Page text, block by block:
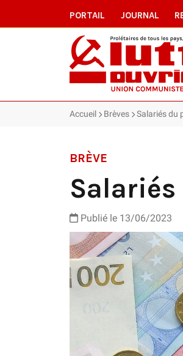
PORTAIL JOURNAL
Accueil Brèves Salariés du
BRÈVE
Publié le 13/06/2023